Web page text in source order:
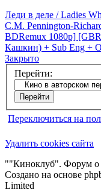
Леди в деле / Ladies
C.M. Pennington-
BDRemux 1080p]
Кашкин) + Sub Eng +
Закрыто
Перейти:
Переключиться на
Удалить cookies сайта
""Киноклуб". Форум о
Создано на основе
Limited